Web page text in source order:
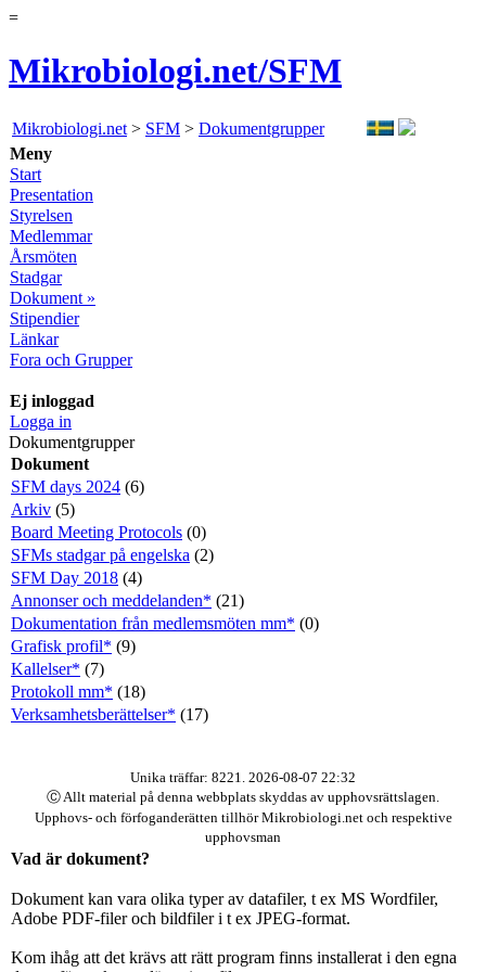
=
Mikrobiologi.net/SFM
Mikrobiologi.net > SFM > Dokumentgrupper
Meny
Start
Presentation
Styrelsen
Medlemmar
Årsmöten
Stadgar
Dokument »
Stipendier
Länkar
Fora och Grupper
Ej inloggad
Logga in
Dokumentgrupper
Dokument
SFM days 2024 (6)
Arkiv (5)
Board Meeting Protocols (0)
SFMs stadgar på engelska (2)
SFM Day 2018 (4)
Annonser och meddelanden* (21)
Dokumentation från medlemsmöten mm* (0)
Grafisk profil* (9)
Kallelser* (7)
Protokoll mm* (18)
Verksamhetsberättelser* (17)
Unika träffar: 8221. 2026-08-07 22:32
Ⓒ Allt material på denna webbplats skyddas av upphovsrättslagen.
Upphovs- och förfoganderätten tillhör Mikrobiologi.net och respektive
upphovsman
Vad är dokument?
Dokument kan vara olika typer av datafiler, t ex MS Wordfiler,
Adobe PDF-filer och bildfiler i t ex JPEG-format.
Kom ihåg att det krävs att rätt program finns installerat i den egna